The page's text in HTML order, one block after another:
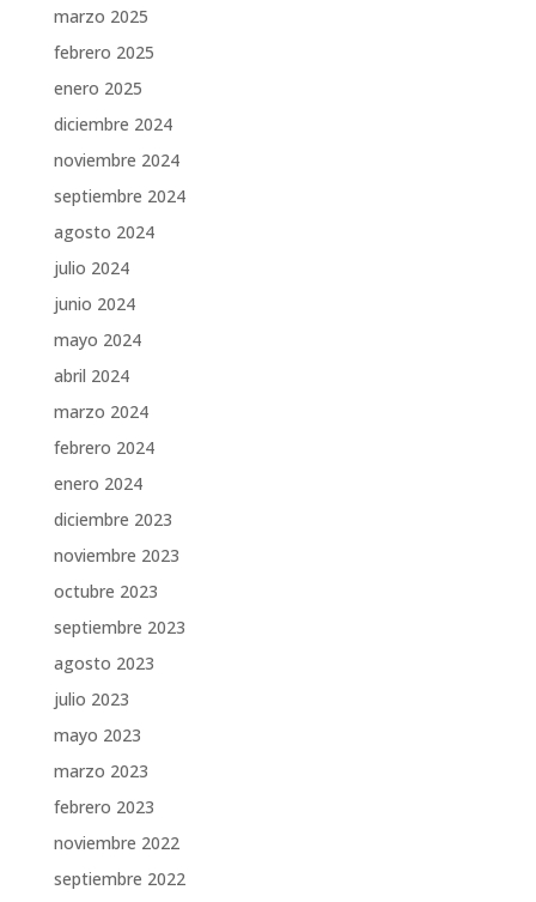
marzo 2025
febrero 2025
enero 2025
diciembre 2024
noviembre 2024
septiembre 2024
agosto 2024
julio 2024
junio 2024
mayo 2024
abril 2024
marzo 2024
febrero 2024
enero 2024
diciembre 2023
noviembre 2023
octubre 2023
septiembre 2023
agosto 2023
julio 2023
mayo 2023
marzo 2023
febrero 2023
noviembre 2022
septiembre 2022